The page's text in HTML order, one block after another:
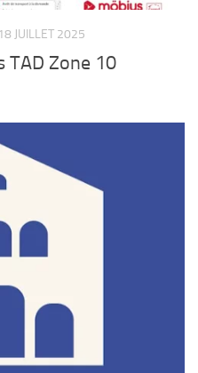
18 JUILLET 2025
TAD Zone 10